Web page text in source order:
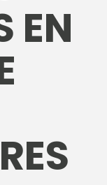
EN